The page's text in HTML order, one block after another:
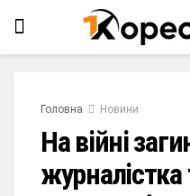
Головна Новини
На війні